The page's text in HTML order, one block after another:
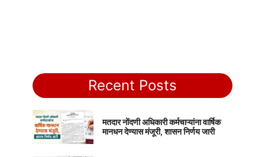
Recent Posts
मतदार नोंदणी अधिकारी कर्मचाऱ्यांना वार्षिक
मानधन देण्यास मंजूरी, शासन निर्णय जारी